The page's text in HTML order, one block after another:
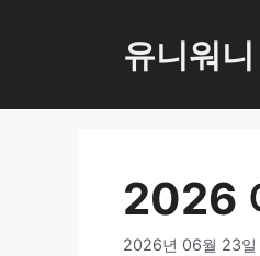
로
유니워니
2026
2026년 06월 23일